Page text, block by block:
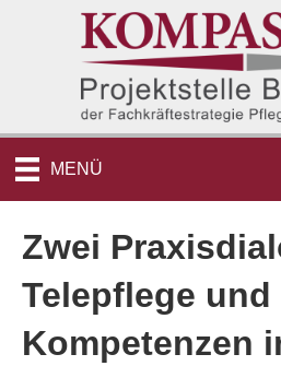
MENÜ
Zwei
Telepflege
Kompetenzen